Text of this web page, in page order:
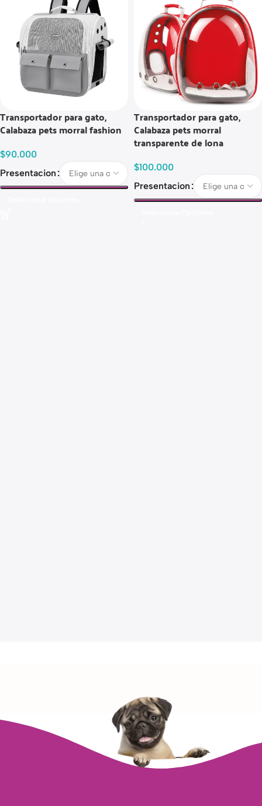
Transportador para gato,
Calabaza pets morral fashion
$90.000
Presentacion
Transportador para gato,
Calabaza pets morral
transparente de lona
$100.000
Presentacion